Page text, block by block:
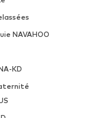
NAVAHOO
KD